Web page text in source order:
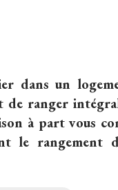
dans un
de ranger
à part vous
le rangement